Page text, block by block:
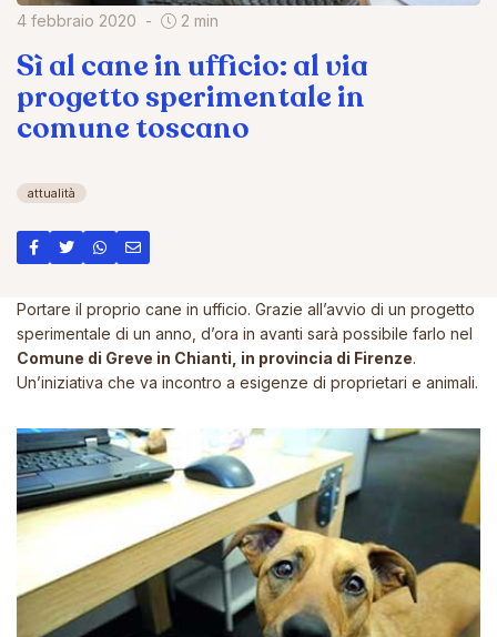
4 febbraio 2020 2 min
Sì al cane in ufficio: al via
progetto sperimentale in
comune toscano
attualità
Portare il proprio cane in ufficio. Grazie all’avvio di un progetto
sperimentale di un anno, d’ora in avanti sarà possibile farlo nel
Comune di Greve in Chianti, in provincia di Firenze.
Un’iniziativa che va incontro a esigenze di proprietari e animali.